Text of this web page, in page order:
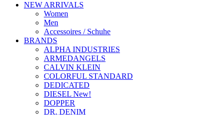
NEW ARRIVALS
Women
Men
Accessoires / Schuhe
BRANDS
ALPHA INDUSTRIES
ARMEDANGELS
CALVIN KLEIN
COLORFUL STANDARD
DEDICATED
DIESEL New!
DOPPER
DR. DENIM